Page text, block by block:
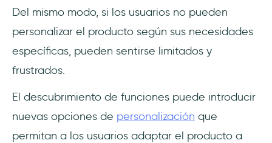
Del mismo modo, si los usuarios no pueden
personalizar el producto según sus necesidades
específicas, pueden sentirse limitados y
frustrados.
El descubrimiento de funciones puede introducir
nuevas opciones de personalización que
permitan a los usuarios adaptar el producto a